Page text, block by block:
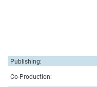
Publishing:
Co-Production: